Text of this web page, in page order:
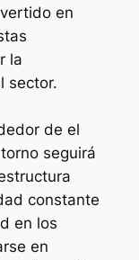
en
la
sector.
de el
seguirá
constante
en los
en